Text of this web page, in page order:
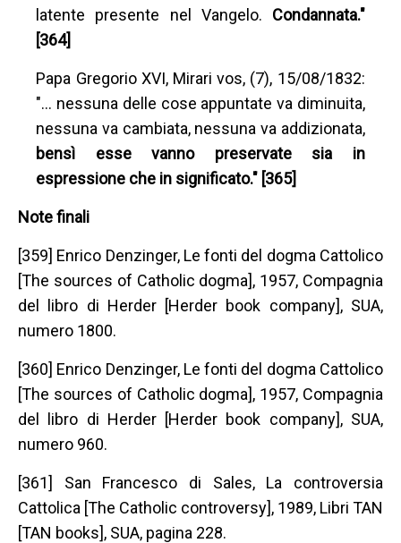
latente presente nel Vangelo. Condannata."
[364]
Papa Gregorio XVI, Mirari vos, (7), 15/08/1832:
"… nessuna delle cose appuntate va diminuita,
nessuna va cambiata, nessuna va addizionata,
bensì esse vanno preservate sia in
espressione che in significato." [365]
Note finali
[359] Enrico Denzinger, Le fonti del dogma Cattolico
[The sources of Catholic dogma], 1957, Compagnia
del libro di Herder [Herder book company], SUA,
numero 1800.
[360] Enrico Denzinger, Le fonti del dogma Cattolico
[The sources of Catholic dogma], 1957, Compagnia
del libro di Herder [Herder book company], SUA,
numero 960.
[361] San Francesco di Sales, La controversia
Cattolica [The Catholic controversy], 1989, Libri TAN
[TAN books], SUA, pagina 228.